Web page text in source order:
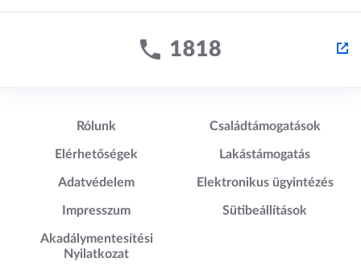
Lábléc1
Rólunk
Elérhetőségek
Adatvédelem
Impresszum
Akadálymentesítési
Nyilatkozat
Lábléc2
Családtámogatások
Lakástámogatás
Elektronikus ügyintézés
Sütibeállítások